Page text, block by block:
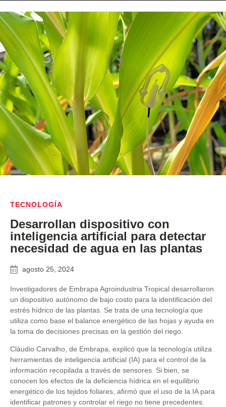
TECNOLOGÍA
Desarrollan dispositivo con
inteligencia artificial para detectar
necesidad de agua en las plantas
agosto 25, 2024
Investigadores de Embrapa Agroindustria Tropical desarrollaron
un dispositivo autónomo de bajo costo para la identificación del
estrés hídrico de las plantas. Se trata de una tecnología que
utiliza como base el balance energético de las hojas y ayuda en
la toma de decisiones precisas en la gestión del riego.
Cláudio Carvalho, de Embrapa, explicó que la tecnología utiliza
herramientas de inteligencia artificial (IA) para el control de la
información recopilada a través de sensores. Si bien, se
conocen los efectos de la deficiencia hídrica en el equilibrio
energético de los tejidos foliares, afirmó que el uso de la IA para
identificar patrones y controlar el riego no tiene precedentes.